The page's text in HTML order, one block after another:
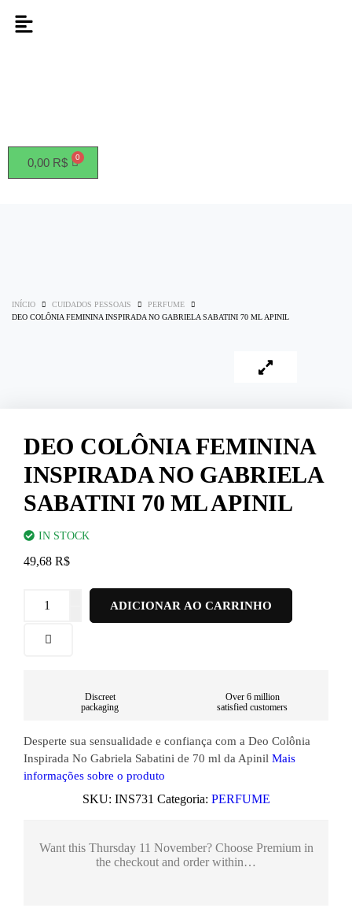
0,00 R$
INÍCIO CUIDADOS PESSOAIS
PERFUME
DEO COLÔNIA FEMININA INSPIRADA NO GABRIELA SABATINI 70 ML APINIL
DEO COLÔNIA FEMININA
INSPIRADA NO GABRIELA
SABATINI 70 ML APINIL
IN STOCK
49,68 R$
ADICIONAR AO CARRINHO
Discreet
packaging
Over 6 million
satisfied customers
Desperte sua sensualidade e confiança com a Deo Colônia
Inspirada No Gabriela Sabatini de 70 ml da Apinil Mais
informações sobre o produto
SKU: INS731 Categoria: PERFUME
Want this Thursday 11 November? Choose Premiumin
the checkout and order within…